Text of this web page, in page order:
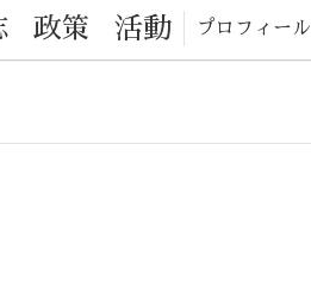
議会議員 小林かなこ Official website
政策 活動 プロフィール